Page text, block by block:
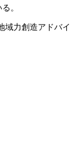
。
域力創造アドバイ